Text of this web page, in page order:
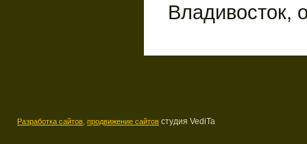
Владивосток,
Разработка сайтов, продвижение сайтов студия VediTa